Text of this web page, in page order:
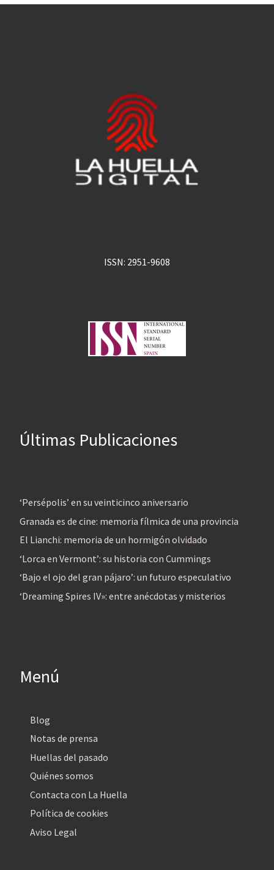
ISSN: 2951-9608
Últimas Publicaciones
‘Persépolis’ en su veinticinco aniversario
Granada es de cine: memoria fílmica de una provincia
El Lianchi: memoria de un hormigón olvidado
‘Lorca en Vermont’: su historia con Cummings
‘Bajo el ojo del gran pájaro’: un futuro especulativo
‘Dreaming Spires IV»: entre anécdotas y misterios
Menú
Blog
Notas de prensa
Huellas del pasado
Quiénes somos
Contacta con La Huella
Política de cookies
Aviso Legal